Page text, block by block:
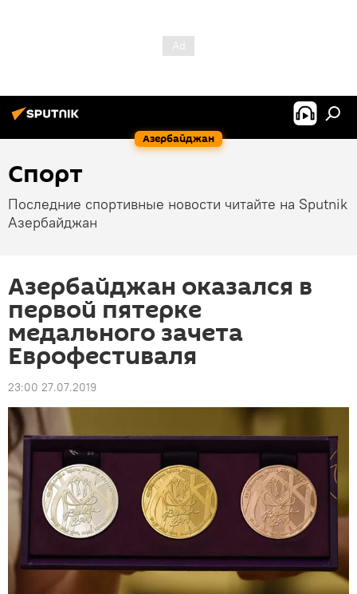
Азербайджан
Спорт
Последние спортивные новости читайте на Sputnik
Азербайджан
Азербайджан оказался в
первой пятерке
медального зачета
Еврофестиваля
23:00 27.07.2019